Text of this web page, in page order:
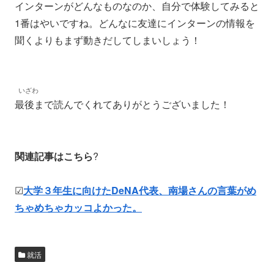
インターンがどんなものなのか、自分で体験してみると
1番はやいですね。どんなに友達にインターンの情報を
聞くよりもまず動きだしてしまいしょう！
いざわ
最後まで読んでくれてありがとうございました！
関連記事はこちら?
☑大学３年生に向けたDeNA代表、南場さんの言葉がめ
ちゃめちゃカッコよかった。
就活